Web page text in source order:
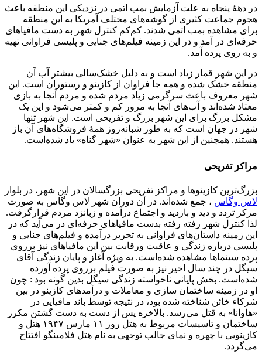
در دههٔ پنجاه به علت آزمایش بمب اتمی در نزدیکی این منطقه باعث
هجوم جماعت کثیری از گوشه‌های مختلف آمریکا به این منطقه
برای مشاهده بمب اتمی شدند. کم‌کم کنترل شهر به دست مافیاهای
حرفه‌ای در آمد و در این زمینه فیلم‌های جنایی و پلیسی فراوانی تهیه
و به روی پرده آمد.
در این شهر قمار زیاد است و به دلیل خشک‌سالی بیشتر آب آن
منطقه خشک شده و همه جا فراوان از کازینو و رستوران است. این
شهر معروف باعث سرگرمی زیاد مردم شده و مردم آنجا به بازی
معتاد شده‌اند و آب‌های آنجا به مرور کم و کمتر می‌شود و این یک
مشکل بزرگ برای این شهر بزرگ و تفریحی است. این شهر تنها
شهر در جهان است که به طور شبانه‌روز همهٔ فروشگاه‌های آن باز
هستند. همچنین از این شهر به عنوان «شهر گناه» یاد شده‌است.
مراکز تفریحی
بزرگ‌ترین کازینوها و مراکز تفریحی بزرگسالان در این شهر، در بلوار
لاس وگاس ، جمع شده‌اند. در آن دوران شهر لاس وگاس به صورت
مرکز تردد و دید و بازدید و اجتماع درآمده و زبانزد مردم قرارگرفت.
لذا کنترل شهر رفته رفته بدست مافیاهای حرفه‌ای در می‌آید که در
این زمینه داستان‌های فراوانی به تحریر درآمده و فیلم‌های جنایی و
پلیسی درباره زندگی و عاقبت ورقابت بین این مافیاهای نیز برروی
پرده سینماها مشاهده شده‌است. به ویژه آغاز و پایان زندگی آقای
سیگل در چند سال اخیر نیز به صورت فیلم برروی پرده آورده
شده‌است. بخش پایانی ناخواسته زندگی سیگل بدین گونه بود : چون
او در زمینه ساختمان سازی و معاملات و درآمدهای کازینو در بین
شرکاء خائن شناخته شده بود، در نتیجه توسط باند مافیایی در
«هاوانا» به قتل می‌رسد. بالاخره پس از دست به دست گشتن مکرر
ساختمان و تاسیسات مربوط به هتل روز ۱۱ مارس ۱۹۴۷ هتل و
کازینویی با چهره و نمای جالب توجهی به نام هتل فلامینگو افتتاح
می‌گردد.